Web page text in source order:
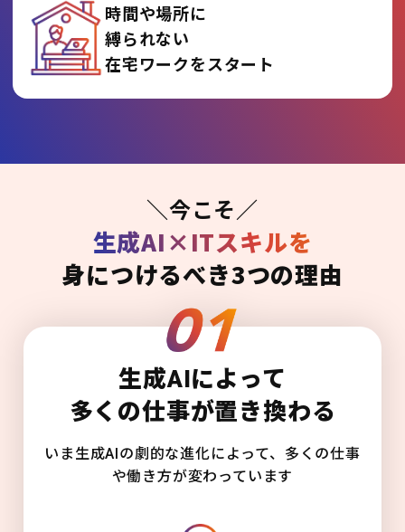
時間や場所に
縛られない
在宅ワークをスタート
＼今こそ／
生成AI×ITスキルを
身につけるべき3つの理由
生成AIによって
多くの仕事が置き換わる
いま生成AIの劇的な進化によって、多くの仕事
や働き方が変わっています